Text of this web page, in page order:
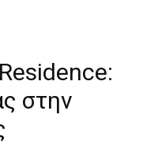
στην